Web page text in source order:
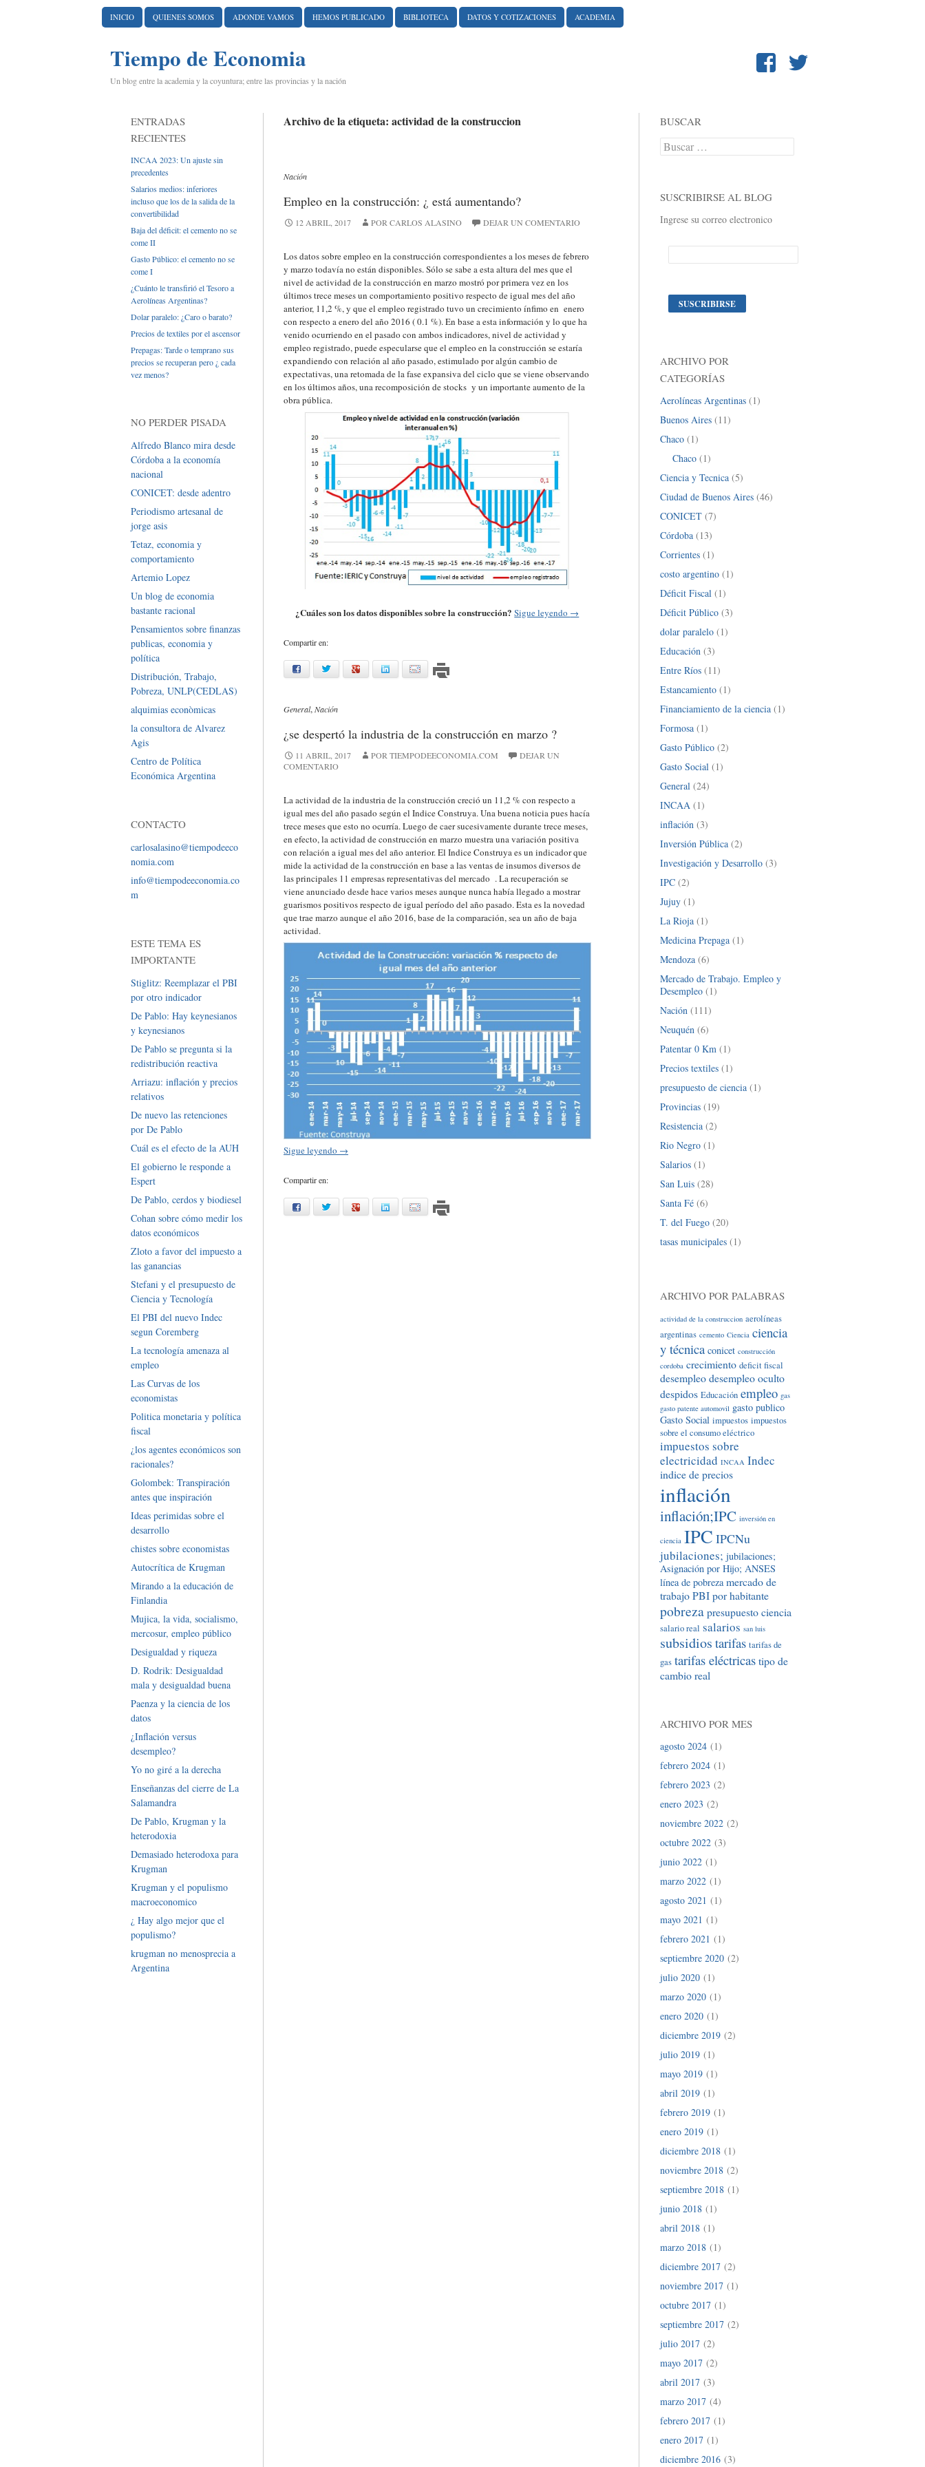
IR AL CONTENIDO
INICIO
QUIENES SOMOS ADONDE VAMOS HEMOS PUBLICADO BIBLIOTECA DATOS Y COTIZACIONES ACADEMIA
Tiempo de Economia
Un blog entre la academia y la coyuntura; entre las provincias y la nación
Archivo de la etiqueta: actividad de la construccion
Nación
Empleo en la construcción: ¿ está aumentando?
12 ABRIL, 2017 POR CARLOS ALASINO DEJAR UN COMENTARIO
Los datos sobre empleo en la construcción correspondientes a los meses de febrero
y marzo todavía no están disponibles. Sólo se sabe a esta altura del mes que el
nivel de actividad de la construcción en marzo mostró por primera vez en los
últimos trece meses un comportamiento positivo respecto de igual mes del año
anterior, 11,2 %, y que el empleo registrado tuvo un crecimiento ínfimo en enero
con respecto a enero del año 2016 ( 0.1 %). En base a esta información y lo que ha
venido ocurriendo en el pasado con ambos indicadores, nivel de actividad y
empleo registrado, puede especularse que el empleo en la construcción se estaría
expandiendo con relación al año pasado, estimulado por algún cambio de
expectativas, una retomada de la fase expansiva del ciclo que se viene observando
en los últimos años, una recomposición de stocks y un importante aumento de la
obra pública.
¿Cuáles son los datos disponibles sobre la construcción? Sigue leyendo →
Compartir en:
facebooktwitter google linkedinmail
General,Nación
¿se despertó la industria de la construcción en marzo ?
11 ABRIL, 2017 POR TIEMPODEECONOMIA.COM
DEJAR UN
COMENTARIO
La actividad de la industria de la construcción creció un 11,2 % con respecto a
igual mes del año pasado según el Indice Construya. Una buena noticia pues hacía
trece meses que esto no ocurría. Luego de caer sucesivamente durante trece meses,
en efecto, la actividad de construcción en marzo muestra una variación positiva
con relación a igual mes del año anterior. El Indice Construya es un indicador que
mide la actividad de la construcción en base a las ventas de insumos diversos de
las principales 11 empresas representativas del mercado . La recuperación se
viene anunciado desde hace varios meses aunque nunca había llegado a mostrar
guarismos positivos respecto de igual período del año pasado. Esta es la novedad
que trae marzo aunque el año 2016, base de la comparación, sea un año de baja
actividad.
Sigue leyendo →
Compartir en:
facebooktwitter google linkedinmail
BUSCAR
Buscar:
SUSCRIBIRSE AL BLOG
Ingrese su correo electronico
ARCHIVO POR
CATEGORÍAS
Aerolíneas Argentinas(1)
Buenos Aires(11)
Chaco(1)
Chaco(1)
Ciencia y Tecnica(5)
Ciudad de Buenos Aires(46)
CONICET(7)
Córdoba(13)
Corrientes(1)
costo argentino(1)
Déficit Fiscal(1)
Déficit Público(3)
dolar paralelo(1)
Educación(3)
Entre Ríos(11)
Estancamiento(1)
Financiamiento de la ciencia(1)
Formosa(1)
Gasto Público(2)
Gasto Social(1)
General(24)
INCAA(1)
inflación(3)
Inversión Pública(2)
Investigación y Desarrollo(3)
IPC(2)
Jujuy(1)
La Rioja(1)
Medicina Prepaga(1)
Mendoza(6)
Mercado de Trabajo. Empleo y
Desempleo(1)
Nación(111)
Neuquén(6)
Patentar 0 Km(1)
Precios textiles(1)
presupuesto de ciencia(1)
Provincias(19)
Resistencia(2)
Rio Negro(1)
Salarios(1)
San Luis(28)
Santa Fé(6)
T. del Fuego(20)
tasas municipales(1)
ARCHIVO POR PALABRAS
actividad de la construccion aerolíneas
argentinas cemento Ciencia ciencia
y técnica conicet construcción
cordoba crecimiento deficit fiscal
desempleo desempleo oculto
despidos Educación empleo gas
gasto patente automovil gasto publico
Gasto Social impuestos impuestos
sobre el consumo eléctrico
impuestos sobre
electricidad INCAA Indec
indice de precios
inflación
inflación;IPC inversión en
ciencia IPC IPCNu
jubilaciones; jubilaciones;
Asignación por Hijo; ANSES
línea de pobreza mercado de
trabajo PBI por habitante
pobreza presupuesto ciencia
salario real salarios san luis
subsidios tarifas tarifas de
gas tarifas eléctricas tipo de
cambio real
ARCHIVO POR MES
agosto 2024(1)
febrero 2024(1)
febrero 2023 (2)
enero 2023 (2)
noviembre 2022(2)
octubre 2022(3)
junio 2022(1)
marzo 2022(1)
agosto 2021 (1)
mayo 2021 (1)
febrero 2021 (1)
septiembre 2020(2)
julio 2020(1)
marzo 2020(1)
enero 2020(1)
diciembre 2019(2)
julio 2019(1)
mayo 2019(1)
abril 2019(1)
febrero 2019(1)
enero 2019(1)
diciembre 2018(1)
noviembre 2018(2)
septiembre 2018(1)
junio 2018(1)
abril 2018(1)
marzo 2018(1)
diciembre 2017(2)
noviembre 2017(1)
octubre 2017(1)
septiembre 2017(2)
julio 2017(2)
mayo 2017(2)
abril 2017(3)
marzo 2017(4)
febrero 2017(1)
enero 2017(1)
diciembre 2016(3)
ENTRADAS
RECIENTES
INCAA 2023: Un ajuste sin
precedentes
Salarios medios: inferiores
incluso que los de la salida de la
convertibilidad
Baja del déficit: el cemento no se
come II
Gasto Público: el cemento no se
come I
¿Cuánto le transfirió el Tesoro a
Aerolíneas Argentinas?
Dolar paralelo: ¿Caro o barato?
Precios de textiles por el ascensor
Prepagas: Tarde o temprano sus
precios se recuperan pero ¿ cada
vez menos?
NO PERDER PISADA
Alfredo Blanco mira desde
Córdoba a la economía
nacional
CONICET: desde adentro
Periodismo artesanal de
jorge asis
Tetaz, economia y
comportamiento
Artemio Lopez
Un blog de economia
bastante racional
Pensamientos sobre finanzas
publicas, economia y
política
Distribución, Trabajo,
Pobreza, UNLP(CEDLAS)
alquimias econòmicas
la consultora de Alvarez
Agis
Centro de Política
Económica Argentina
CONTACTO
carlosalasino@tiempodeeco
nomia.com
info@tiempodeeconomia.co
m
ESTE TEMA ES
IMPORTANTE
Stiglitz: Reemplazar el PBI
por otro indicador
De Pablo: Hay keynesianos
y keynesianos
De Pablo se pregunta si la
redistribución reactiva
Arriazu: inflación y precios
relativos
De nuevo las retenciones
por De Pablo
Cuál es el efecto de la AUH
El gobierno le responde a
Espert
De Pablo, cerdos y biodiesel
Cohan sobre cómo medir los
datos económicos
Zloto a favor del impuesto a
las ganancias
Stefani y el presupuesto de
Ciencia y Tecnología
El PBI del nuevo Indec
segun Coremberg
La tecnología amenaza al
empleo
Las Curvas de los
economistas
Politica monetaria y política
fiscal
¿los agentes económicos son
racionales?
Golombek: Transpiración
antes que inspiración
Ideas perimidas sobre el
desarrollo
chistes sobre economistas
Autocrítica de Krugman
Mirando a la educación de
Finlandia
Mujica, la vida, socialismo,
mercosur, empleo público
Desigualdad y riqueza
D. Rodrik: Desigualdad
mala y desigualdad buena
Paenza y la ciencia de los
datos
¿Inflación versus
desempleo?
Yo no giré a la derecha
Enseñanzas del cierre de La
Salamandra
De Pablo, Krugman y la
heterodoxia
Demasiado heterodoxa para
Krugman
Krugman y el populismo
macroeconomico
¿ Hay algo mejor que el
populismo?
krugman no menosprecia a
Argentina